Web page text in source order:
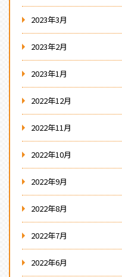
2023年3月
2023年2月
2023年1月
2022年12月
2022年11月
2022年10月
2022年9月
2022年8月
2022年7月
2022年6月